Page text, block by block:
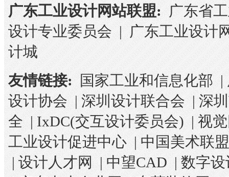
广东工业设计网站联盟: 广东省
设计专业委员会|广东工业设计
计城
友情链接: 国家工业和信息化部|
设计协会|深圳设计联合会|深
全|IxDC(交互设计委员会)|视
工业设计促进中心|中国美术联盟
|设计人才网|中望CAD|数字